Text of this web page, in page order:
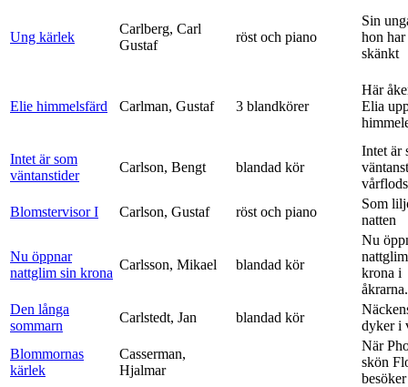
Ung kärlek
Carlberg, Carl
Gustaf
röst och piano
Sin
hon
skänkt
Elie himmelsfärd Carlman, Gustaf 3 blandkörer
Här
Elia
Intet är som
väntanstider
Carlson, Bengt blandad kör
Intet är
Blomstervisor I
Carlson, Gustaf röst och piano
Som
natten
Nu öppnar
nattglim sin krona
Carlsson, Mikael blandad kör
Nu
krona i
Den långa
sommarn
Carlstedt, Jan blandad kör
dyker i
Blommornas
kärlek
Casserman,
Hjalmar
När
skön
besöker